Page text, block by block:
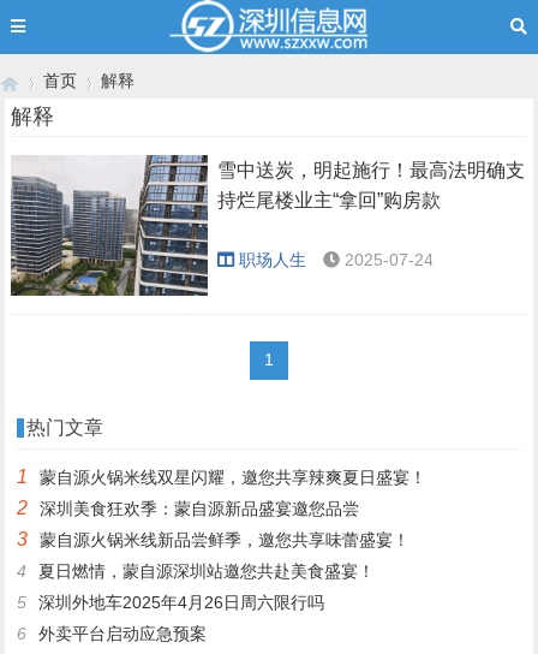
›
首页
›
解释
解释
雪中送炭，明起施行！最高法明确支
持烂尾楼业主“拿回”购房款
职场人生 2025-07-24
1
热门文章
1 蒙自源火锅米线双星闪耀，邀您共享辣爽夏日盛宴！
2 深圳美食狂欢季：蒙自源新品盛宴邀您品尝
3
蒙自源火锅米线新品尝鲜季，邀您共享味蕾盛宴！
4
夏日燃情，蒙自源深圳站邀您共赴美食盛宴！
5
深圳外地车2025年4月26日周六限行吗
6
外卖平台启动应急预案